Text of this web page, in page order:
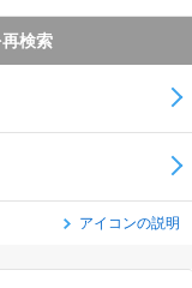
検索
アイコンの説明